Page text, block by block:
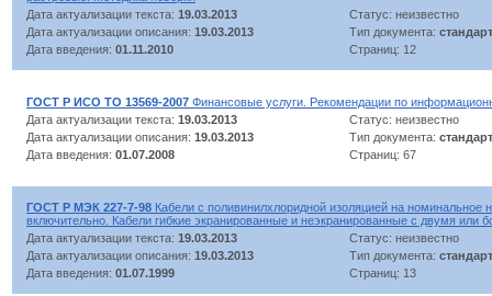
Дата актуализации текста: 19.03.2013
Статус: неизвестно
Дата актуализации описания: 19.03.2013 Тип документа: стандарт
Дата введения: 01.11.2010 Страниц: 12
ГОСТ Р ИСО ТО 13569-2007 Финансовые услуги. Рекомендации по
Дата актуализации текста: 19.03.2013
Статус: неизвестно
Дата актуализации описания: 19.03.2013 Тип документа: стандарт
Дата введения: 01.07.2008 Страниц: 67
ГОСТ Р МЭК 227-7-98 Кабели с поливинилхлоридной изоляцией на номинальное
включительно. Кабели гибкие экранированные и неэкранированные с двумя или
Дата актуализации текста: 19.03.2013
Статус: неизвестно
Дата актуализации описания: 19.03.2013 Тип документа: стандарт
Дата введения: 01.07.1999 Страниц: 13